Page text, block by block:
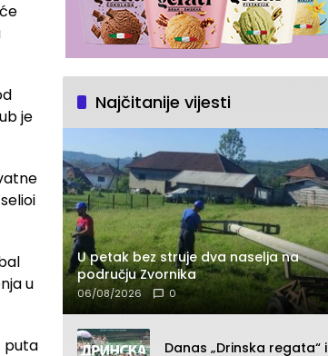
je
u
puta
Najčitanije vijesti
U petak bez struje dva naselja na
području Zvornika
06/08/2026 0
Danas „Drinska regata“ i